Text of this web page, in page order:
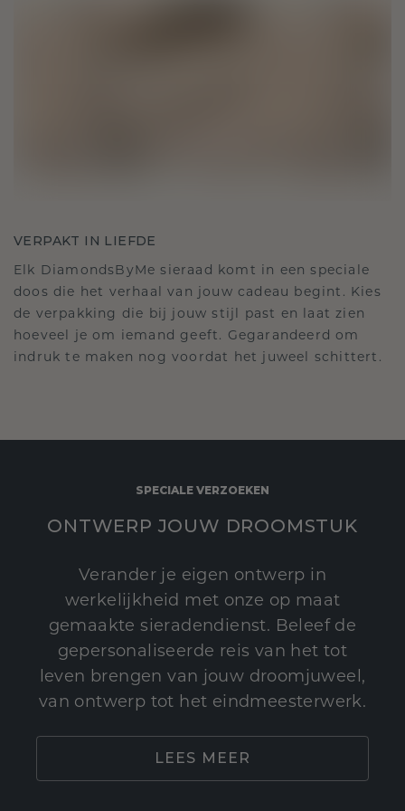
VERPAKT IN LIEFDE
Elk DiamondsByMe sieraad komt in een speciale
doos die het verhaal van jouw cadeau begint. Kies
de verpakking die bij jouw stijl past en laat zien
hoeveel je om iemand geeft. Gegarandeerd om
indruk te maken nog voordat het juweel schittert.
SPECIALE VERZOEKEN
ONTWERP JOUW DROOMSTUK
Verander je eigen ontwerp in
werkelijkheid met onze op maat
gemaakte sieradendienst. Beleef de
gepersonaliseerde reis van het tot
leven brengen van jouw droomjuweel,
van ontwerp tot het eindmeesterwerk.
LEES MEER